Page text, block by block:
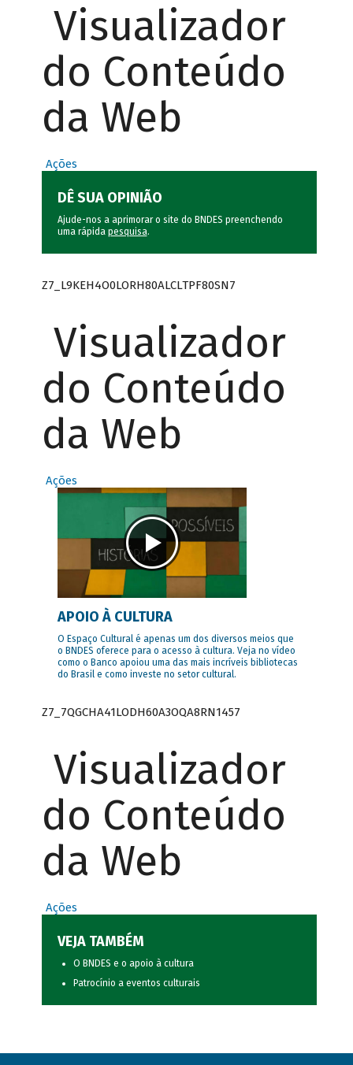
Visualizador
do Conteúdo
da Web
Ações
DÊ SUA OPINIÃO
Ajude-nos a aprimorar o site do BNDES preenchendo
uma rápida pesquisa.
Z7_L9KEH4O0LORH80ALCLTPF80SN7
Visualizador
do Conteúdo
da Web
Ações
APOIO À CULTURA
O Espaço Cultural é apenas um dos diversos meios que
o BNDES oferece para o acesso à cultura. Veja no vídeo
como o Banco apoiou uma das mais incríveis bibliotecas
do Brasil e como investe no setor cultural.
Z7_7QGCHA41LODH60A3OQA8RN1457
Visualizador
do Conteúdo
da Web
Ações
VEJA TAMBÉM
O BNDES e o apoio à cultura
Patrocínio a eventos culturais